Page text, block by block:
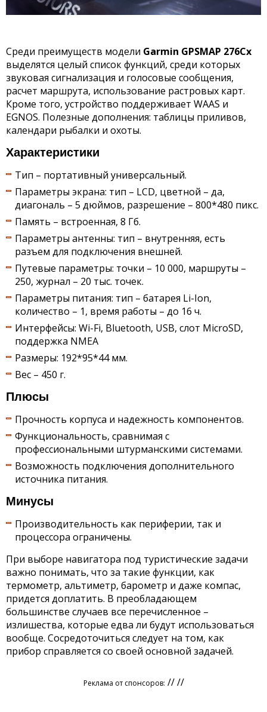
Среди преимуществ модели Garmin GPSMAP 276Cx
выделятся целый список функций, среди которых
звуковая сигнализация и голосовые сообщения,
расчет маршрута, использование растровых карт.
Кроме того, устройство поддерживает WAAS и
EGNOS. Полезные дополнения: таблицы приливов,
календари рыбалки и охоты.
Характеристики
Тип – портативный универсальный.
Параметры экрана: тип – LCD, цветной – да,
диагональ – 5 дюймов, разрешение – 800*480 пикс.
Память – встроенная, 8 Гб.
Параметры антенны: тип – внутренняя, есть
разъем для подключения внешней.
Путевые параметры: точки – 10 000, маршруты –
250, журнал – 20 тыс. точек.
Параметры питания: тип – батарея Li-Ion,
количество – 1, время работы – до 16 ч.
Интерфейсы: Wi-Fi, Bluetooth, USB, слот MicroSD,
поддержка NMEA
Размеры: 192*95*44 мм.
Вес – 450 г.
Плюсы
Прочность корпуса и надежность компонентов.
Функциональность, сравнимая с
профессиональными штурманскими системами.
Возможность подключения дополнительного
источника питания.
Минусы
Производительность как периферии, так и
процессора ограничены.
При выборе навигатора под туристические задачи
важно понимать, что за такие функции, как
термометр, альтиметр, барометр и даже компас,
придется доплатить. В преобладающем
большинстве случаев все перечисленное –
излишества, которые едва ли будут использоваться
вообще. Сосредоточиться следует на том, как
прибор справляется со своей основной задачей.
Реклама от спонсоров: // //